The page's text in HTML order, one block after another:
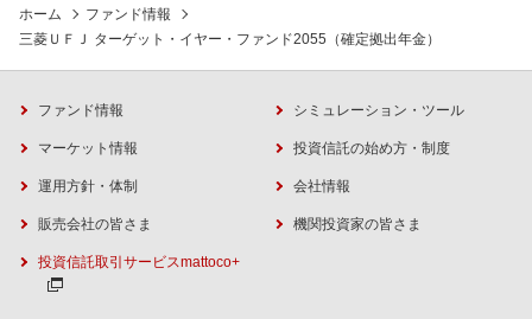
ホーム
ファンド情報
三菱ＵＦＪ ターゲット・イヤー・ファンド2055（確定拠出年金）
ファンド情報 シミュレーション・ツール
マーケット情報 投資信託の始め方・制度
運用方針・体制 会社情報
販売会社の皆さま 機関投資家の皆さま
投資信託取引サービスmattoco+